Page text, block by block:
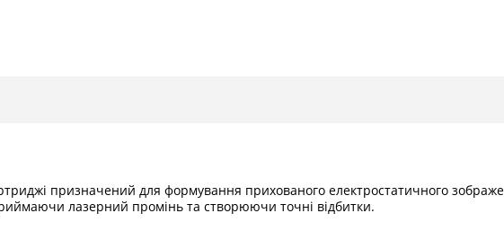
призначений для формування прихованого електростатичного
лазерний промінь та створюючи точні відбитки.